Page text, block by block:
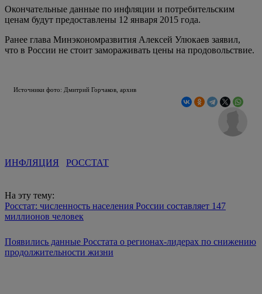
Окончательные данные по инфляции и потребительским
ценам будут предоставлены 12 января 2015 года.
Ранее глава Минэкономразвития Алексей Улюкаев заявил,
что в России не стоит замораживать цены на продовольствие.
Источники фото: Дмитрий Горчаков, архив
ИНФЛЯЦИЯ РОССТАТ
На эту тему:
Росстат: численность населения России составляет 147
миллионов человек
Появились данные Росстата о регионах-лидерах по снижению
продолжительности жизни